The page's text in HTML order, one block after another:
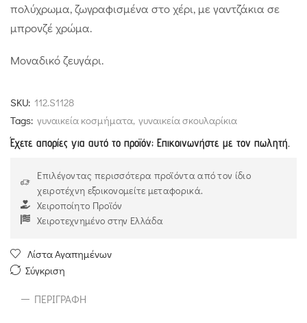
πολύχρωμα, ζωγραφισμένα στο χέρι, με γαντζάκια σε
μπρονζέ χρώμα.
Μοναδικό ζευγάρι.
SKU: 112.S1128
Tags: γυναικεία κοσμήματα, γυναικεία σκουλαρίκια
Έχετε απορίες για αυτό το προϊόν; Επικοινωνήστε με τον πωλητή.
Επιλέγοντας περισσότερα προϊόντα από τον ίδιο
χειροτέχνη εξοικονομείτε μεταφορικά.
Χειροποίητο Προϊόν
Χειροτεχνημένο στην Ελλάδα
Λίστα Αγαπημένων
Σύγκριση
ΠΕΡΙΓΡΑΦΉ